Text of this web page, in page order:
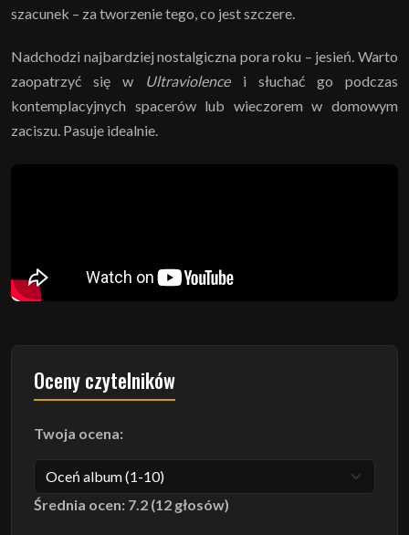
szacunek – za tworzenie tego, co jest szczere.
Nadchodzi najbardziej nostalgiczna pora roku – jesień. Warto
zaopatrzyć się w Ultraviolencei słuchać go podczas
kontemplacyjnych spacerów lub wieczorem w domowym
zaciszu. Pasuje idealnie.
Oceny czytelników
Twoja ocena:
Średnia ocen: 7.2 (12 głosów)